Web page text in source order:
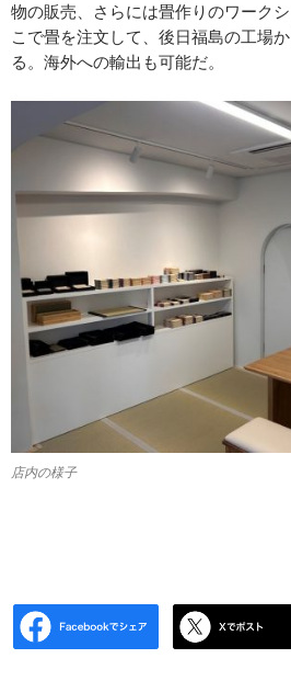
物の販売、さらには畳作りのワーク
こで畳を注文して、後日福島の工場
る。海外への輸出も可能だ。
店内の様子